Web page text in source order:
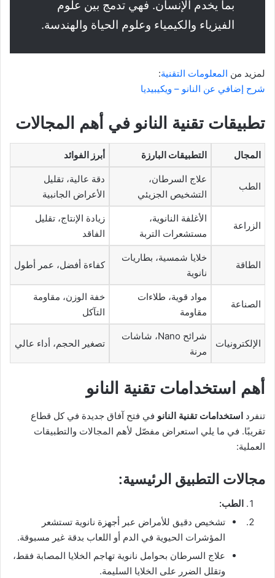
بما يخدم الإنسان. فهي تدمج بين علوم
الفيزياء والكيمياء وعلوم الحياة والهندسة.
لمزيد من المعلومات التقنية:
شرح إضافي عن النانو – ويكيبيديا
تطبيقات تقنية النانو في أهم المجالات
المجال التطبيقات البارزة أبرز الفوائد
الطب
علاج السرطان،
التشخيص الجزيئي
دقة عالية، تقليل
الأعراض الجانبية
الزراعة
الأغلفة النانوية،
مستشعرات التربة
زيادة الإنتاج، تقليل
الفاقد
الطاقة
خلايا شمسية، بطاريات
نانوية
كفاءة أفضل، عمر أطول
الصناعة
مواد قوية، طلاءات
مقاومة
خفة الوزن، مقاومة
التآكل
الإلكترونيات
شرائح Nano، شاشات
مرنة
تصغير الحجم، أداء عالي
أهم استخدامات تقنية النانو
تنفرد استخدامات تقنية النانو في فتح آفاق جديدة في كل قطاع
تقريبًا. في ما يلي استعراض مفصّل لأهم المجالات والتطبيقات
العملية:
مجالات التطبيق الرئيسية:
الطب:
تشخيص دقيق للأمراض عبر أجهزة نانوية تستشعر
المؤشرات الحيوية في الدم أو اللعاب بدقة غير مسبوقة.
علاج السرطان بحوامل نانوية تهاجم الخلايا المصابة فقط،
وتقلل الضرر على الخلايا السليمة.